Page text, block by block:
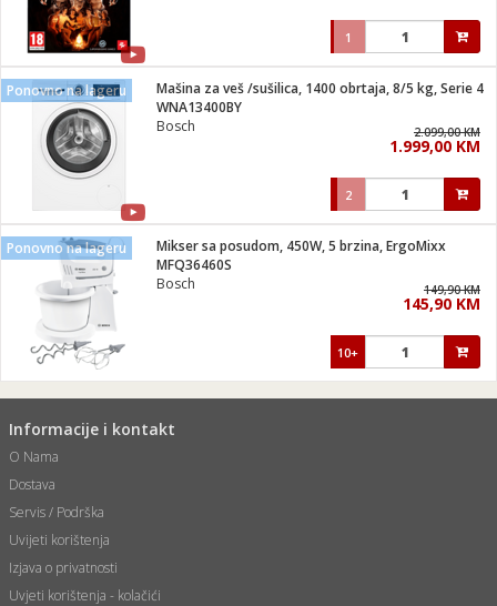
1
Ponovno na lageru
Mašina za veš /sušilica, 1400 obrtaja, 8/5 kg, Serie 4
WNA13400BY
Bosch
2.099,00 KM
1.999,00 KM
2
Ponovno na lageru
Mikser sa posudom, 450W, 5 brzina, ErgoMixx
MFQ36460S
Bosch
149,90 KM
145,90 KM
10+
Informacije i kontakt
O Nama
Dostava
Servis / Podrška
Uvijeti korištenja
Izjava o privatnosti
Uvjeti korištenja - kolačići